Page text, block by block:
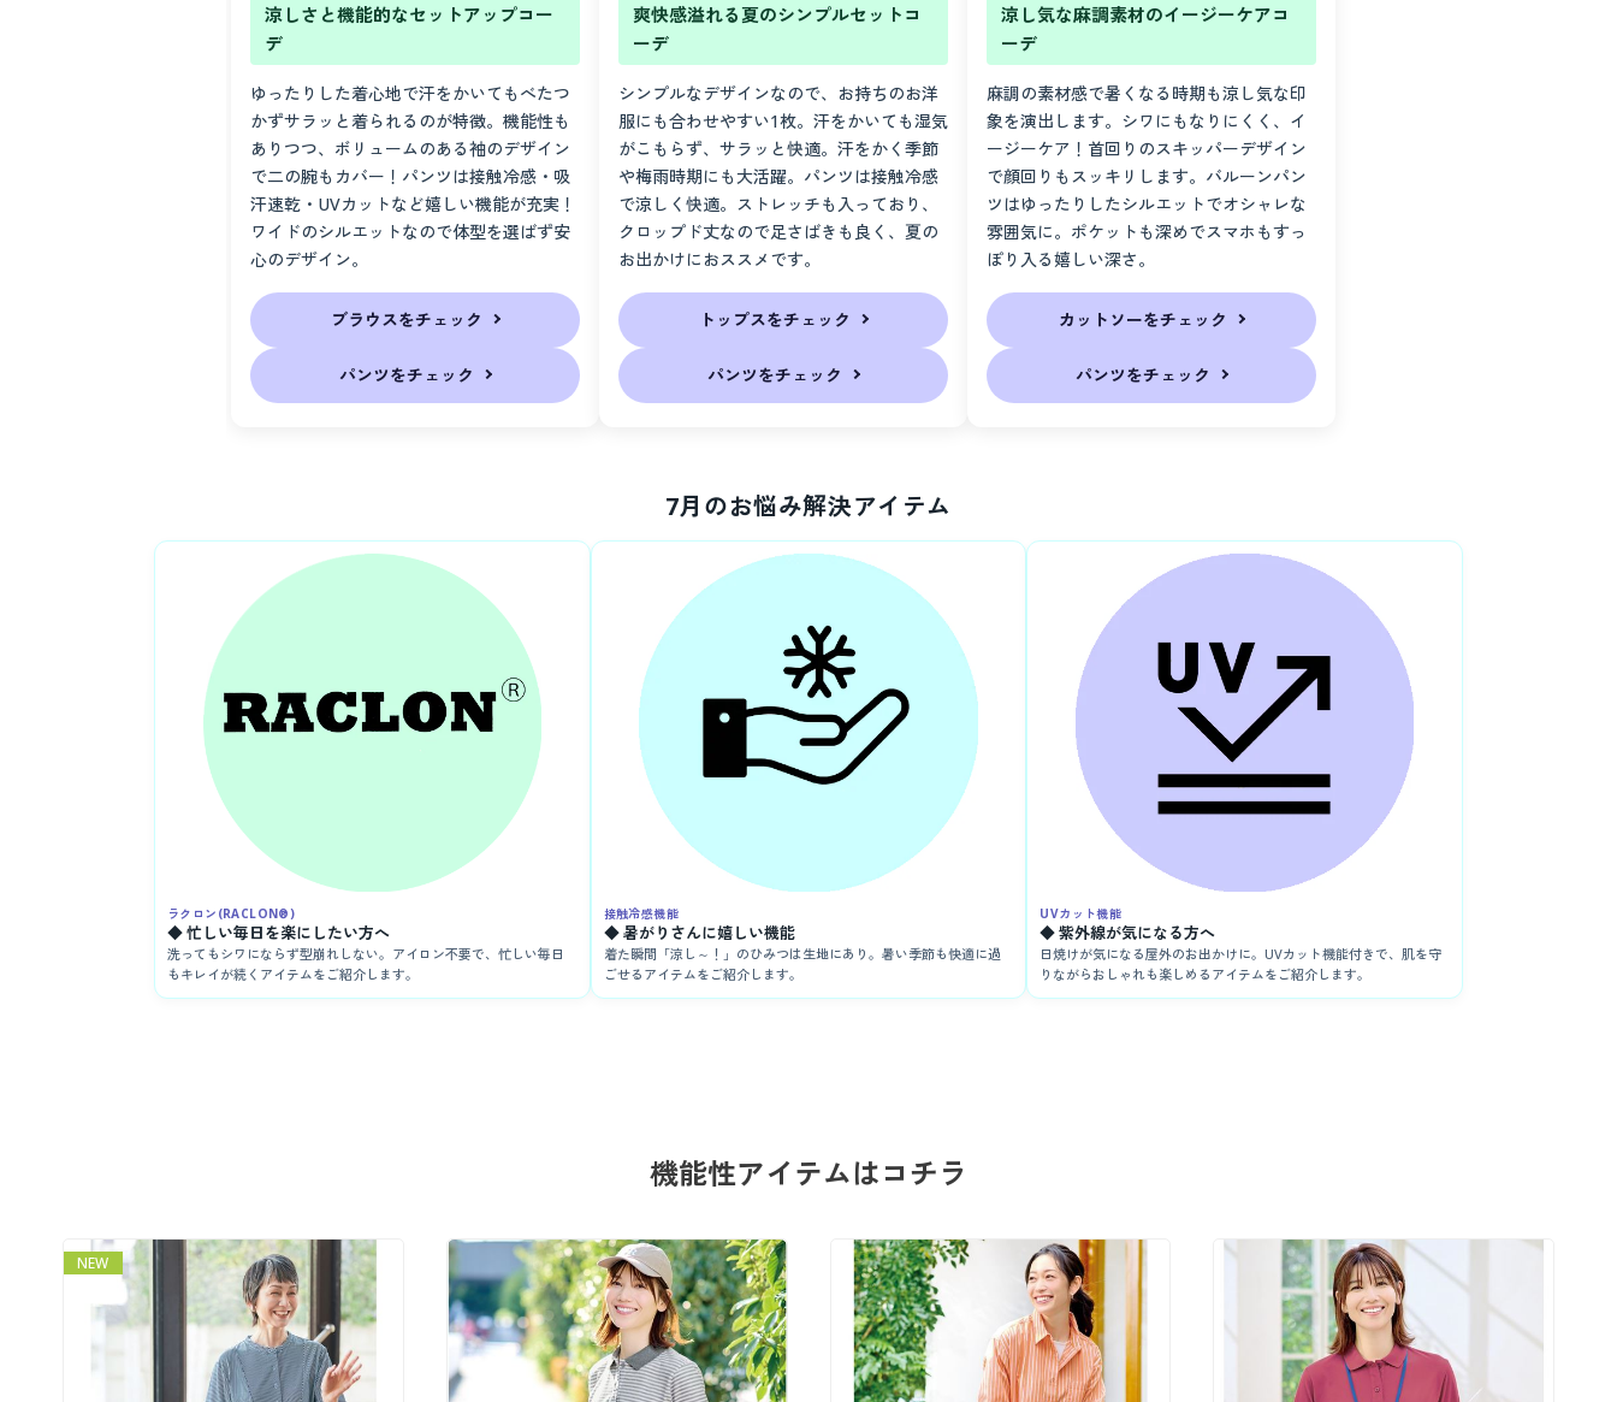
涼しさと機能的なセットアップコー
デ
ゆったりした着心地で汗をかいてもべたつ
かずサラッと着られるのが特徴。機能性も
ありつつ、ボリュームのある袖のデザイン
で二の腕もカバー！パンツは接触冷感・吸
汗速乾・UVカットなど嬉しい機能が充実！
ワイドのシルエットなので体型を選ばず安
心のデザイン。
ブラウスをチェック
パンツをチェック
爽快感溢れる夏のシンプルセットコ
ーデ
シンプルなデザインなので、お持ちのお洋
服にも合わせやすい1枚。汗をかいても湿気
がこもらず、サラッと快適。汗をかく季節
や梅雨時期にも大活躍。パンツは接触冷感
で涼しく快適。ストレッチも入っており、
クロップド丈なので足さばきも良く、夏の
お出かけにおススメです。
トップスをチェック
パンツをチェック
涼し気な麻調素材のイージーケアコ
ーデ
麻調の素材感で暑くなる時期も涼し気な印
象を演出します。シワにもなりにくく、イ
ージーケア！首回りのスキッパーデザイン
で顔回りもスッキリします。バルーンパン
ツはゆったりしたシルエットでオシャレな
雰囲気に。ポケットも深めでスマホもすっ
ぽり入る嬉しい深さ。
カットソーをチェック
パンツをチェック
7月のお悩み解決アイテム
ラクロン(RACLON®)
◆ 忙しい毎日を楽にしたい方へ
洗ってもシワにならず型崩れしない。アイロン不要で、忙しい毎日
もキレイが続くアイテムをご紹介します。
接触冷感機能
◆ 暑がりさんに嬉しい機能
着た瞬間「涼し～！」のひみつは生地にあり。暑い季節も快適に過
ごせるアイテムをご紹介します。
UVカット機能
◆ 紫外線が気になる方へ
日焼けが気になる屋外のお出かけに。UVカット機能付きで、肌を守
りながらおしゃれも楽しめるアイテムをご紹介します。
機能性アイテムはコチラ
NEW